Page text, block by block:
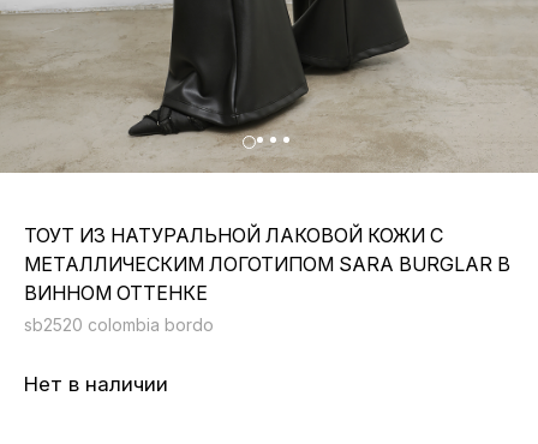
ТОУТ ИЗ НАТУРАЛЬНОЙ ЛАКОВОЙ КОЖИ С
МЕТАЛЛИЧЕСКИМ ЛОГОТИПОМ SARA BURGLAR В
ВИННОМ ОТТЕНКЕ
sb2520 colombia bordo
Нет в наличии